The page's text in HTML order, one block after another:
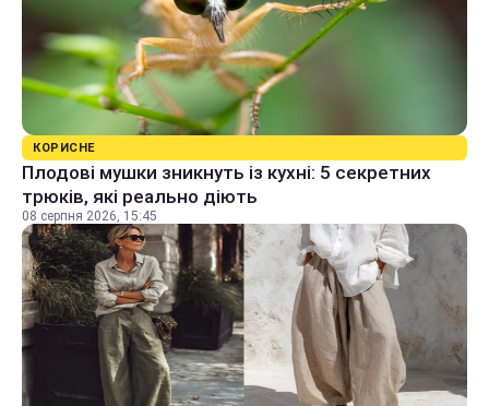
КОРИСНЕ
Плодові мушки зникнуть із кухні: 5 секретних
трюків, які реально діють
08 серпня 2026, 15:45